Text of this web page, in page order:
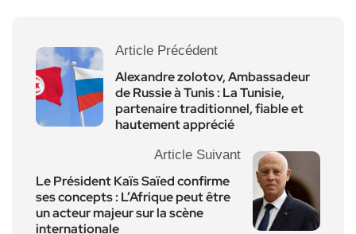
Article Précédent
Alexandre zolotov, Ambassadeur
de Russie à Tunis : La Tunisie,
partenaire traditionnel, fiable et
hautement apprécié
Article Suivant
Le Président Kaïs Saïed confirme
ses concepts : L’Afrique peut être
un acteur majeur sur la scène
internationale